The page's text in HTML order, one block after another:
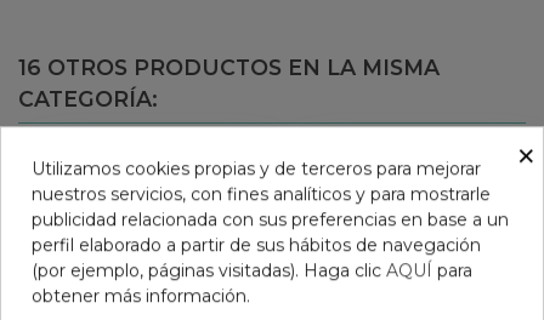
16 OTROS PRODUCTOS EN LA MISMA
CATEGORÍA:
×
Utilizamos cookies propias y de terceros para mejorar
nuestros servicios, con fines analíticos y para mostrarle
publicidad relacionada con sus preferencias en base a un
perfil elaborado a partir de sus hábitos de navegación
(por ejemplo, páginas visitadas). Haga clic AQUÍ para
obtener más información.